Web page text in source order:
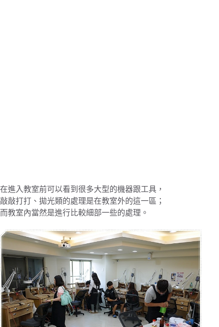
在進入教室前可以看到很多大型的機器跟工具，
敲敲打打、拋光類的處理是在教室外的這一區；
而教室內當然是進行比較細部一些的處理。